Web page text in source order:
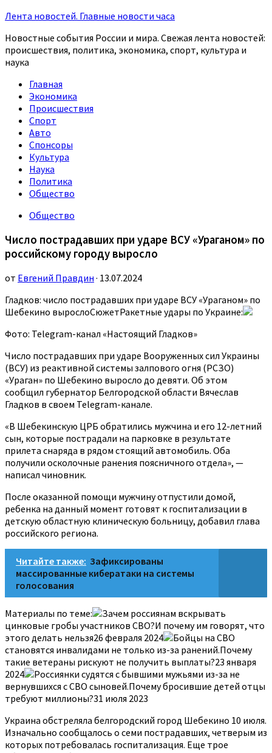
Лента новостей. Главные новости часа
Новостные события России и мира. Свежая лента новостей:
происшествия, политика, экономика, спорт, культура и
наука
Главная
Экономика
Происшествия
Спорт
Авто
Спонсоры
Культура
Наука
Политика
Общество
Общество
Число пострадавших при ударе ВСУ «Ураганом» по
российскому городу выросло
от Евгений Правдин · 13.07.2024
Гладков: число пострадавших при ударе ВСУ «Ураганом» по
Шебекино вырослоСюжетРакетные удары по Украине:
Фото: Telegram-канал «Настоящий Гладков»
Число пострадавших при ударе Вооруженных сил Украины
(ВСУ) из реактивной системы залпового огня (РСЗО)
«Ураган» по Шебекино выросло до девяти. Об этом
сообщил губернатор Белгородской области Вячеслав
Гладков в своем Telegram-канале.
«В Шебекинскую ЦРБ обратились мужчина и его 12-летний
сын, которые пострадали на парковке в результате
прилета снаряда в рядом стоящий автомобиль. Оба
получили осколочные ранения поясничного отдела», —
написал чиновник.
После оказанной помощи мужчину отпустили домой,
ребенка на данный момент готовят к госпитализации в
детскую областную клиническую больницу, добавил глава
российского региона.
Читайте также: Зафиксированы
массированные кибератаки на системы
голосования
Материалы по теме:
Зачем россиянам вскрывать
цинковые гробы участников СВО?И почему им говорят, что
этого делать нельзя26 февраля 2024
Бойцы на СВО
становятся инвалидами не только из-за ранений.Почему
такие ветераны рискуют не получить выплаты?23 января
2024
Россиянки судятся с бывшими мужьями из-за не
вернувшихся с СВО сыновей.Почему бросившие детей отцы
требуют миллионы?31 июля 2023
Украина обстреляла белгородский город Шебекино 10 июля.
Изначально сообщалось о семи пострадавших, четверым из
которых потребовалась госпитализация. Еще трое